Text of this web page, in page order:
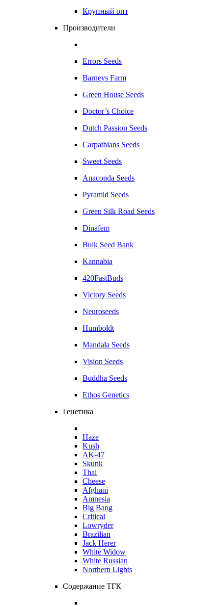
Крупный опт
Производители
Errors Seeds
Barneys Farm
Green House Seeds
Doctor’s Choice
Dutch Passion Seeds
Carpathians Seeds
Sweet Seeds
Anaconda Seeds
Pyramid Seeds
Green Silk Road Seeds
Dinafem
Bulk Seed Bank
Kannabia
420FastBuds
Victory Seeds
Neuroseeds
Humboldt
Mandala Seeds
Vision Seeds
Buddha Seeds
Ethos Genetics
Генетика
Haze
Kush
AK-47
Skunk
Thai
Cheese
Afghani
Amnesia
Big Bang
Critical
Lowryder
Brazilian
Jack Herer
White Widow
White Russian
Northern Lights
Содержание ТГК